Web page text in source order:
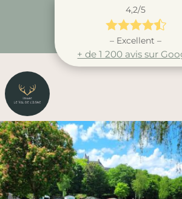
4,2/5

– Excellent –
+ de 1 200 avis sur